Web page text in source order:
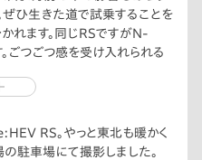
ぜひ生きた道で試乗することを
れます。同じRSですがN-
ごつごつ感を受け入れられる
もう少ししなやかさが加われ
RS。やっと東北も暖かく
駐車場にて撮影しました。